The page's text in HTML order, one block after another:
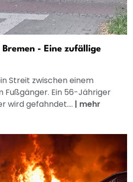
- Eine zufällige
Streit zwischen einem
Fußgänger. Ein 56-Jähriger
wird gefahndet.... | mehr